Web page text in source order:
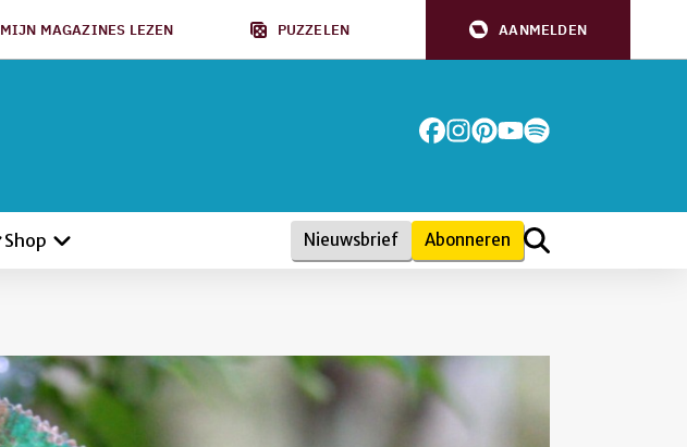
MIJN MAGAZINES LEZEN PUZZELEN AANMELDEN
Shop Nieuwsbrief Abonneren